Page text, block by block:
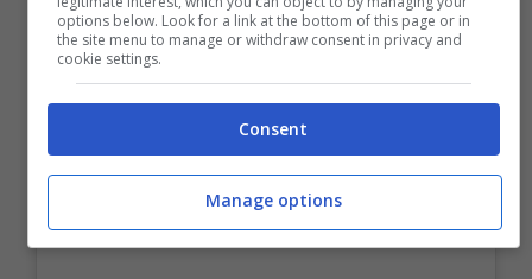
options below. Look for a link at the bottom of this page or in
the site menu to manage or withdraw consent in privacy and
cookie settings.
Consent
Manage options